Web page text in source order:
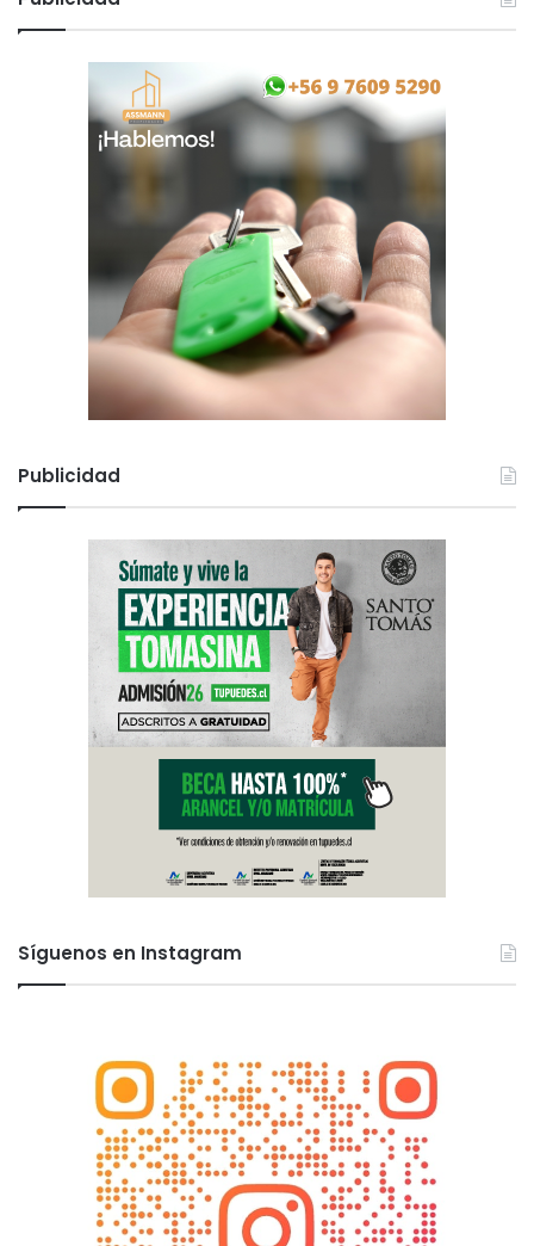
Publicidad
Síguenos en Instagram